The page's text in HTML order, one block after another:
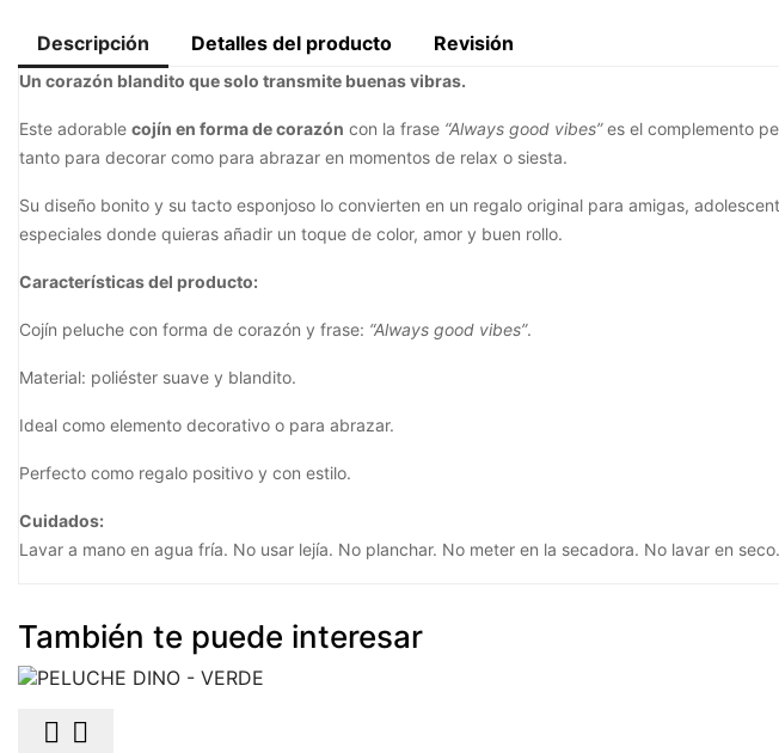
Descripción Detalles del producto Revisión
Un corazón blandito que solo transmite buenas vibras.
Este adorable cojín en forma de corazón con la frase “Always good vibes”es el complemento
tanto para decorar como para abrazar en momentos de relax o siesta.
Su diseño bonito y su tacto esponjoso lo convierten en un regalo original para amigas,
especiales donde quieras añadir un toque de color, amor y buen rollo.
Características del producto:
Cojín peluche con forma de corazón y frase: “Always good vibes”.
Material: poliéster suave y blandito.
Ideal como elemento decorativo o para abrazar.
Perfecto como regalo positivo y con estilo.
Cuidados:
Lavar a mano en agua fría. No usar lejía. No planchar. No meter en la secadora. No lavar en seco.
También te puede interesar
 